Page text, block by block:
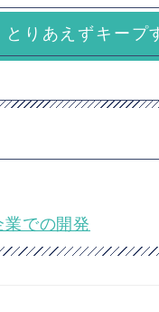
とりあえずキープ
での開発